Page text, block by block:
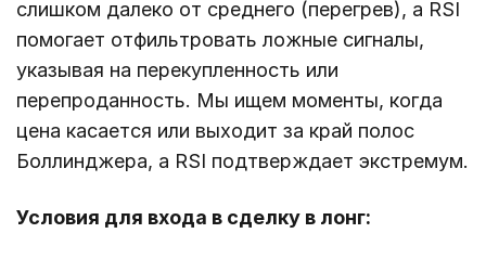
слишком далеко от среднего (перегрев), а RSI
помогает отфильтровать ложные сигналы,
указывая на перекупленность или
перепроданность. Мы ищем моменты, когда
цена касается или выходит за край полос
Боллинджера, а RSI подтверждает экстремум.
Условия для входа в сделку в лонг: